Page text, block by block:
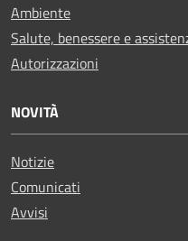
Ambiente
Salute, benessere e
Autorizzazioni
NOVITÀ
Notizie
Comunicati
Avvisi